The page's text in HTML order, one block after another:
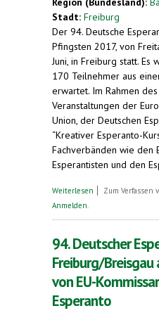
Stadt: Freiburg
Der 94. Deutsche
Pfingsten 2017, von
Juni, in Freiburg statt.
170 Teilnehmer aus
erwartet. Im Rahmen
Veranstaltungen der
Union, der Deutschen
“Kreativer Esperanto-
Fachverbänden wie den
Esperantisten und den
Weiterlesen über 94.
Zum Verfassen
Anmelden
94. Deutscher
Freiburg/Breisgau
von EU-
Esperanto